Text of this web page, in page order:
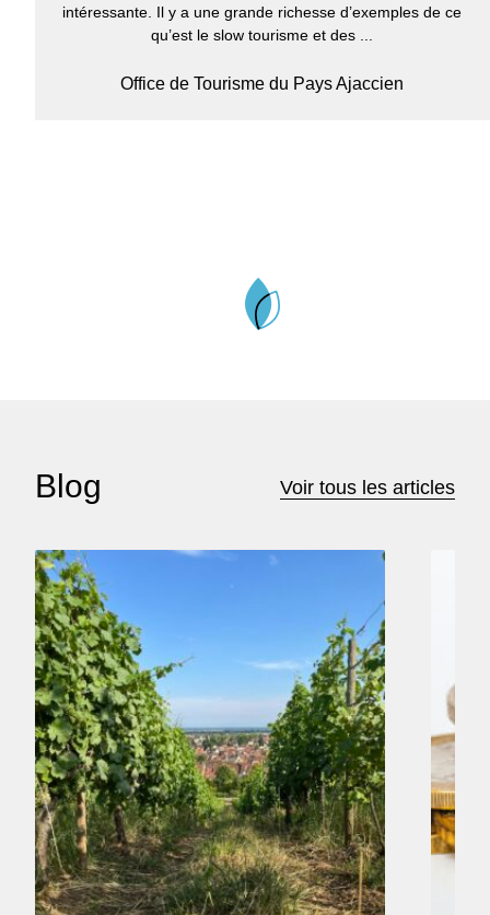
intéressante. Il y a une grande richesse d’exemples de ce
qu’est le slow tourisme et des ...
Office de Tourisme du Pays Ajaccien
Blog Voir tous les articles